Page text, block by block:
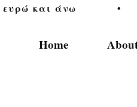
και άνω            •
Home